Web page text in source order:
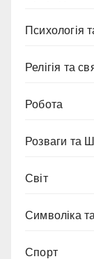
Психологія
Релігія та
Робота
Розваги та
Світ
Символіка
Спорт